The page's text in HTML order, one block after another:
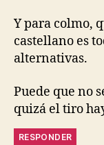
Y para colmo,
castellano es
alternativas.
Puede que no
quizá el tiro
RESPONDER